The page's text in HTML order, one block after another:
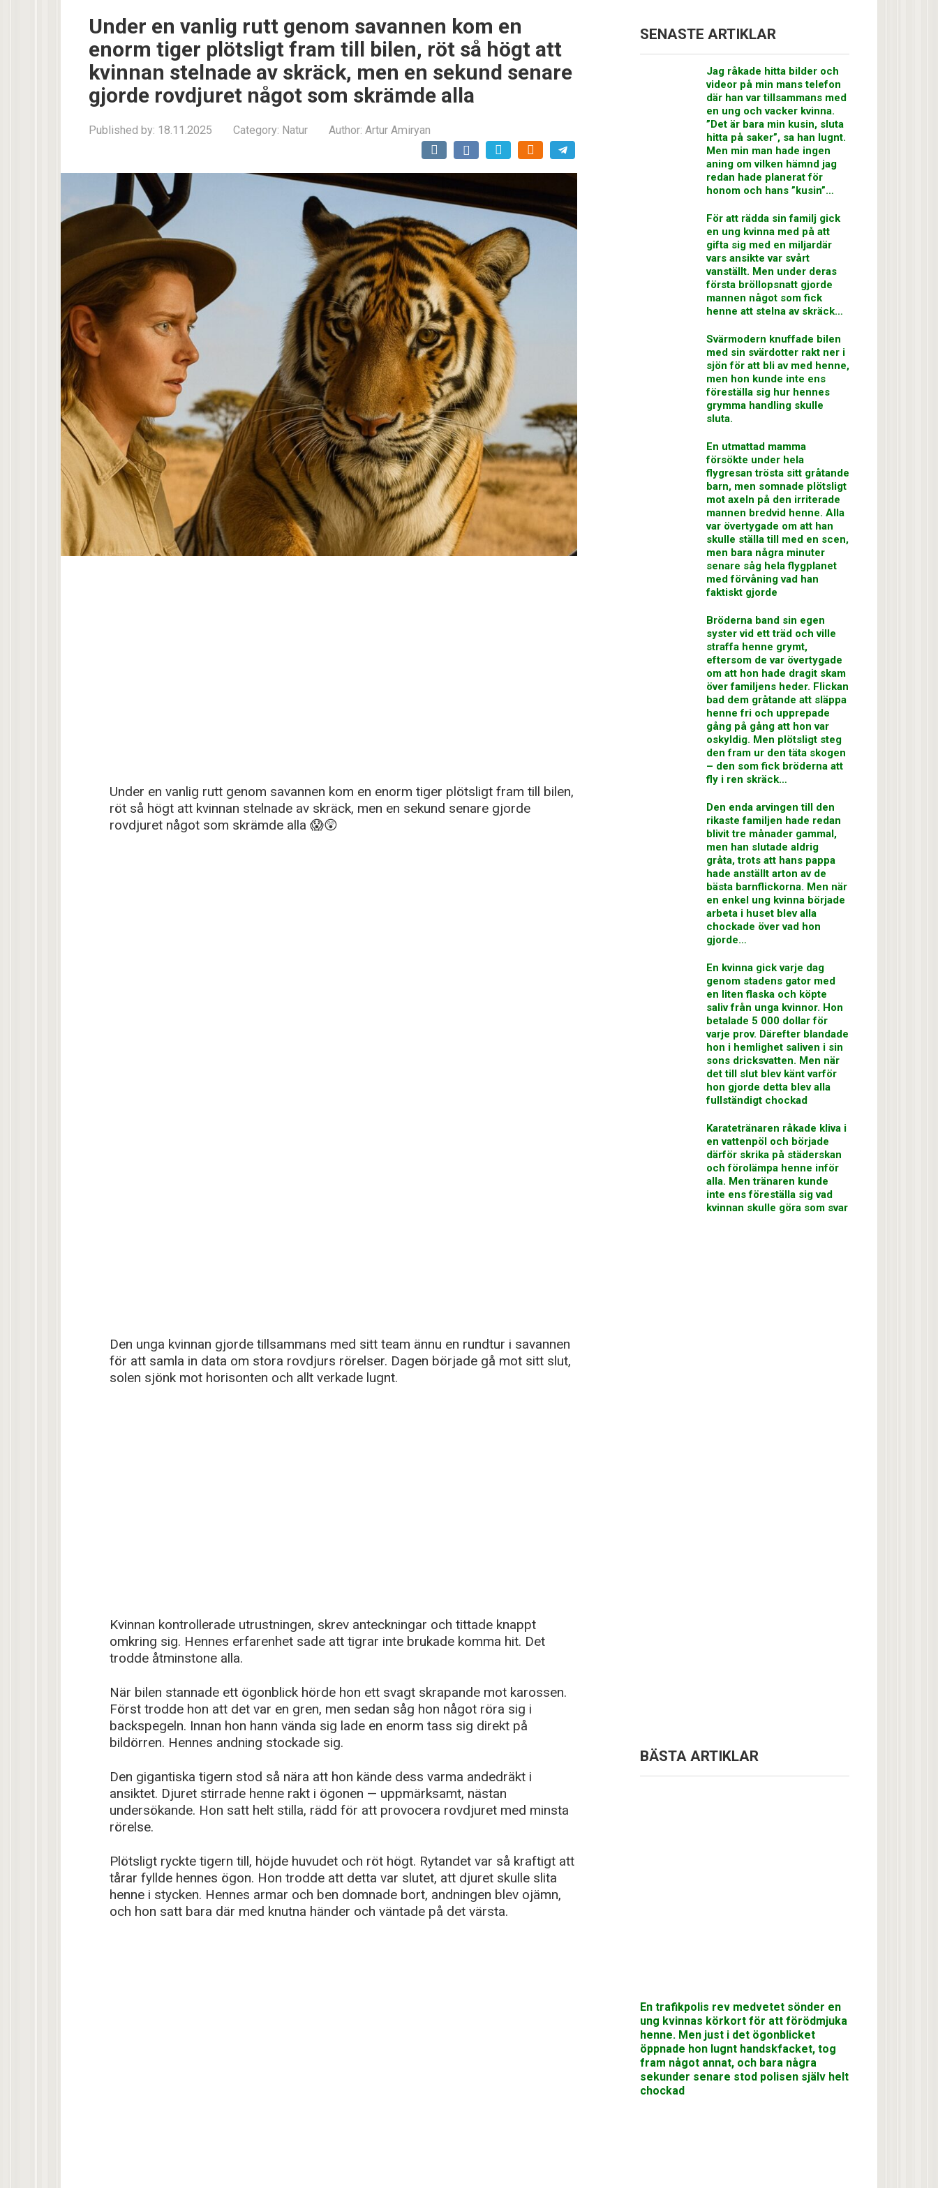
Under en vanlig rutt genom savannen kom en
enorm tiger plötsligt fram till bilen, röt så högt att
kvinnan stelnade av skräck, men en sekund senare
gjorde rovdjuret något som skrämde alla
Published by: 18.11.2025 Category: Natur Author: Artur Amiryan
Under en vanlig rutt genom savannen kom en enorm tiger plötsligt fram till bilen,
röt så högt att kvinnan stelnade av skräck, men en sekund senare gjorde
rovdjuret något som skrämde alla 😱😲
Den unga kvinnan gjorde tillsammans med sitt team ännu en rundtur i savannen
för att samla in data om stora rovdjurs rörelser. Dagen började gå mot sitt slut,
solen sjönk mot horisonten och allt verkade lugnt.
Kvinnan kontrollerade utrustningen, skrev anteckningar och tittade knappt
omkring sig. Hennes erfarenhet sade att tigrar inte brukade komma hit. Det
trodde åtminstone alla.
När bilen stannade ett ögonblick hörde hon ett svagt skrapande mot karossen.
Först trodde hon att det var en gren, men sedan såg hon något röra sig i
backspegeln. Innan hon hann vända sig lade en enorm tass sig direkt på
bildörren. Hennes andning stockade sig.
Den gigantiska tigern stod så nära att hon kände dess varma andedräkt i
ansiktet. Djuret stirrade henne rakt i ögonen — uppmärksamt, nästan
undersökande. Hon satt helt stilla, rädd för att provocera rovdjuret med minsta
rörelse.
Plötsligt ryckte tigern till, höjde huvudet och röt högt. Rytandet var så kraftigt att
tårar fyllde hennes ögon. Hon trodde att detta var slutet, att djuret skulle slita
henne i stycken. Hennes armar och ben domnade bort, andningen blev ojämn,
och hon satt bara där med knutna händer och väntade på det värsta.
SENASTE ARTIKLAR
Jag råkade hitta bilder och
videor på min mans telefon
där han var tillsammans med
en ung och vacker kvinna.
”Det är bara min kusin, sluta
hitta på saker”, sa han lugnt.
Men min man hade ingen
aning om vilken hämnd jag
redan hade planerat för
honom och hans ”kusin”…
För att rädda sin familj gick
en ung kvinna med på att
gifta sig med en miljardär
vars ansikte var svårt
vanställt. Men under deras
första bröllopsnatt gjorde
mannen något som fick
henne att stelna av skräck…
Svärmodern knuffade bilen
med sin svärdotter rakt ner i
sjön för att bli av med henne,
men hon kunde inte ens
föreställa sig hur hennes
grymma handling skulle
sluta.
En utmattad mamma
försökte under hela
flygresan trösta sitt gråtande
barn, men somnade plötsligt
mot axeln på den irriterade
mannen bredvid henne. Alla
var övertygade om att han
skulle ställa till med en scen,
men bara några minuter
senare såg hela flygplanet
med förvåning vad han
faktiskt gjorde
Bröderna band sin egen
syster vid ett träd och ville
straffa henne grymt,
eftersom de var övertygade
om att hon hade dragit skam
över familjens heder. Flickan
bad dem gråtande att släppa
henne fri och upprepade
gång på gång att hon var
oskyldig. Men plötsligt steg
den fram ur den täta skogen
– den som fick bröderna att
fly i ren skräck…
Den enda arvingen till den
rikaste familjen hade redan
blivit tre månader gammal,
men han slutade aldrig
gråta, trots att hans pappa
hade anställt arton av de
bästa barnflickorna. Men när
en enkel ung kvinna började
arbeta i huset blev alla
chockade över vad hon
gjorde…
En kvinna gick varje dag
genom stadens gator med
en liten flaska och köpte
saliv från unga kvinnor. Hon
betalade 5 000 dollar för
varje prov. Därefter blandade
hon i hemlighet saliven i sin
sons dricksvatten. Men när
det till slut blev känt varför
hon gjorde detta blev alla
fullständigt chockad
Karatetränaren råkade kliva i
en vattenpöl och började
därför skrika på städerskan
och förolämpa henne inför
alla. Men tränaren kunde
inte ens föreställa sig vad
kvinnan skulle göra som svar
BÄSTA ARTIKLAR
En trafikpolis rev medvetet sönder en
ung kvinnas körkort för att förödmjuka
henne. Men just i det ögonblicket
öppnade hon lugnt handskfacket, tog
fram något annat, och bara några
sekunder senare stod polisen själv helt
chockad